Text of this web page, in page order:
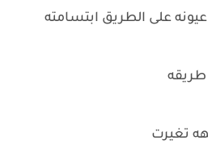
على الطريق ابتسامته
طريقه
تغيرت